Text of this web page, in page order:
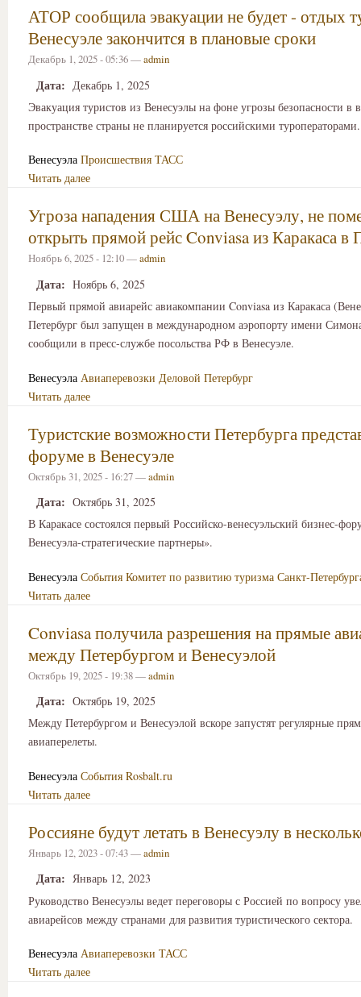
АТОР сообщила эвакуации не будет - отдых
Венесуэле закончится в плановые сроки
Декабрь 1, 2025 - 05:36 —admin
Дата: Декабрь 1, 2025
Эвакуация туристов из Венесуэлы на фоне угрозы безопасности в
пространстве страны не планируется российскими туроператорами.
Венесуэла Происшествия ТАСС
Читать далее
Угроза нападения США на Венесуэлу, не
открыть прямой рейс Conviasa из Каракаса в
Ноябрь 6, 2025 - 12:10 —admin
Дата: Ноябрь 6, 2025
Первый прямой авиарейс авиакомпании Conviasa из Каракаса
Петербург был запущен в международном аэропорту имени
сообщили в пресс-службе посольства РФ в Венесуэле.
Венесуэла Авиаперевозки Деловой Петербург
Читать далее
Туристские возможности Петербурга
форуме в Венесуэле
Октябрь 31, 2025 - 16:27 —admin
Дата: Октябрь 31, 2025
В Каракасе состоялся первый Российско-венесуэльский бизнес-
Венесуэла-стратегические партнеры».
Венесуэла События Комитет по развитию туризма Санкт-
Читать далее
Conviasa получила разрешения на прямые
между Петербургом и Венесуэлой
Октябрь 19, 2025 - 19:38 —admin
Дата: Октябрь 19, 2025
Между Петербургом и Венесуэлой вскоре запустят регулярные
авиаперелеты.
Венесуэла События Rosbalt.ru
Читать далее
Россияне будут летать в Венесуэлу в
Январь 12, 2023 - 07:43 —admin
Дата: Январь 12, 2023
Руководство Венесуэлы ведет переговоры с Россией по вопросу
авиарейсов между странами для развития туристического сектора.
Венесуэла Авиаперевозки ТАСС
Читать далее